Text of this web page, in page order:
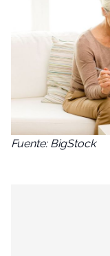
Fuente: BigStock